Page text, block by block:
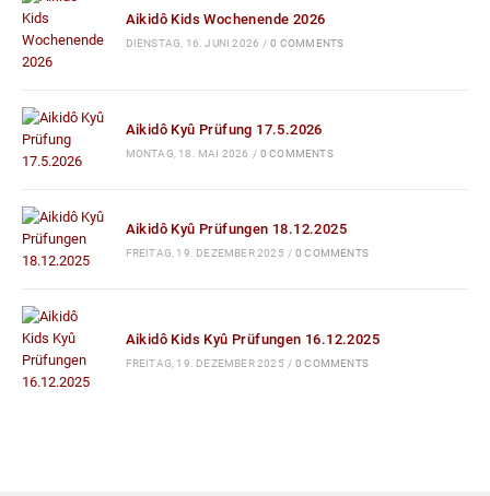
Aikidô Kids Wochenende 2026
DIENSTAG, 16. JUNI 2026 / 0 COMMENTS
Aikidô Kyû Prüfung 17.5.2026
MONTAG, 18. MAI 2026 / 0 COMMENTS
Aikidô Kyû Prüfungen 18.12.2025
FREITAG, 19. DEZEMBER 2025 / 0 COMMENTS
Aikidô Kids Kyû Prüfungen 16.12.2025
FREITAG, 19. DEZEMBER 2025 / 0 COMMENTS